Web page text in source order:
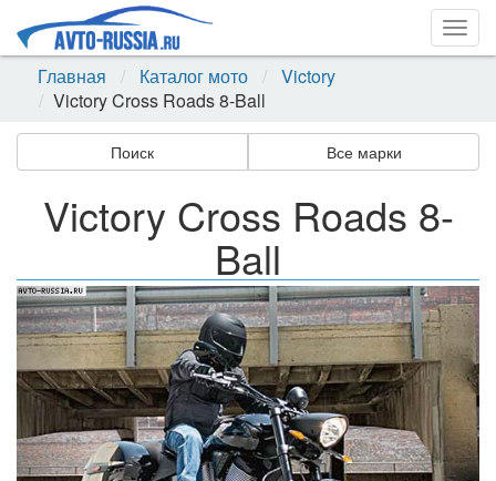
Главная
Каталог мото
Victory
Victory Cross Roads 8-Ball
Поиск Все марки
Victory Cross Roads 8-
Ball
Назад